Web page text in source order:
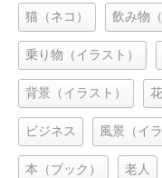
猫（ネコ） 飲み物
乗り物（イラスト）
背景（イラスト）
ビジネス 風景（イラ
本（ブック） 老人